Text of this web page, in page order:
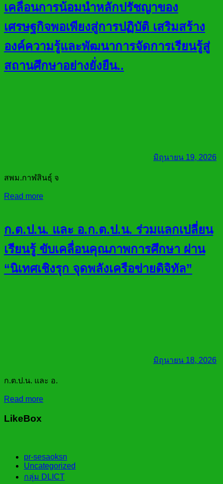
เคลื่อนการน้อมนำหลักปรัชญาของ
เศรษฐกิจพอเพียงสู่การปฏิบัติ เสริมสร้าง
องค์ความรู้และพัฒนาการจัดการเรียนรู้สู่
สถานศึกษาอย่างยั่งยืน..
มิถุนายน 19, 2026
สพม.กาฬสินธุ์ จ
Read more
ก.ต.ป.น. และ อ.ก.ต.ป.น. ร่วมแลกเปลี่ยน
เรียนรู้ ขับเคลื่อนคุณภาพการศึกษา ผ่าน
“นิเทศเชิงรุก จุดพลังเครือข่ายดิจิทัล”
มิถุนายน 18, 2026
ก.ต.ป.น. และ อ.
Read more
LikeBox
pr-sesaoksn
Uncategorized
กลุ่ม DLICT